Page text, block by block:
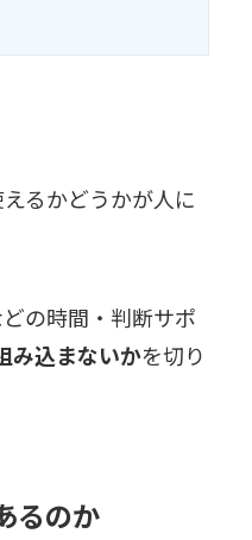
るかどうかが人に
の時間・判断サポ
み込まないかを切り
るのか